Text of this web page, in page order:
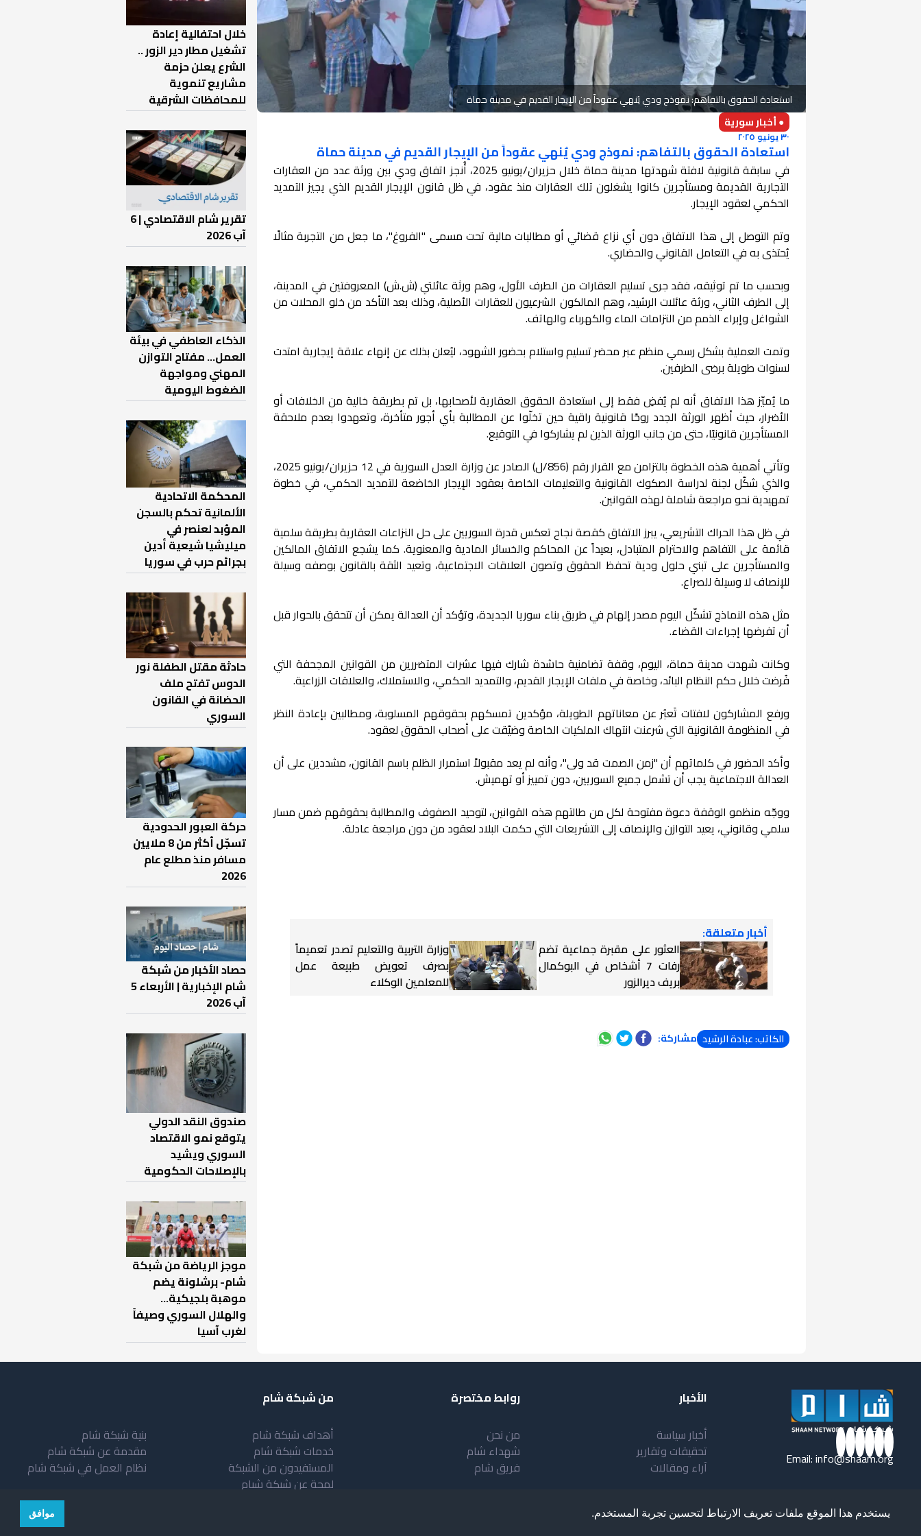
يستخدم هذا الموقع ملفات تعريف الارتباط لتحسين تجربة المستخدم. موافق
استعادة الحقوق بالتفاهم: نموذج ودي يُنهي عقوداً من الإيجار القديم في مدينة حماة
● أخبار سورية
٣٠ يونيو ٢٠٢٥
استعادة الحقوق بالتفاهم: نموذج ودي يُنهي عقوداً من الإيجار القديم في مدينة حماة
في سابقة قانونية لافتة شهدتها مدينة حماة خلال حزيران/يونيو 2025، أُنجز اتفاق ودي بين ورثة عدد من العقارات
التجارية القديمة ومستأجرين كانوا يشغلون تلك العقارات منذ عقود، في ظل قانون الإيجار القديم الذي يجيز التمديد
الحكمي لعقود الإيجار.
وتم التوصل إلى هذا الاتفاق دون أي نزاع قضائي أو مطالبات مالية تحت مسمى "الفروغ"، ما جعل من التجربة مثالًا
يُحتذى به في التعامل القانوني والحضاري.
وبحسب ما تم توثيقه، فقد جرى تسليم العقارات من الطرف الأول، وهم ورثة عائلتي (ش.ش) المعروفتين في المدينة،
إلى الطرف الثاني، ورثة عائلات الرشيد، وهم المالكون الشرعيون للعقارات الأصلية، وذلك بعد التأكد من خلو المحلات من
الشواغل وإبراء الذمم من التزامات الماء والكهرباء والهاتف.
وتمت العملية بشكل رسمي منظم عبر محضر تسليم واستلام بحضور الشهود، ليُعلن بذلك عن إنهاء علاقة إيجارية امتدت
لسنوات طويلة برضى الطرفين.
ما يُميّز هذا الاتفاق أنه لم يُفضِ فقط إلى استعادة الحقوق العقارية لأصحابها، بل تم بطريقة خالية من الخلافات أو
الأضرار، حيث أظهر الورثة الجدد روحًا قانونية راقية حين تخلّوا عن المطالبة بأي أجور متأخرة، وتعهدوا بعدم ملاحقة
المستأجرين قانونيًا، حتى من جانب الورثة الذين لم يشاركوا في التوقيع.
وتأتي أهمية هذه الخطوة بالتزامن مع القرار رقم (856/ل) الصادر عن وزارة العدل السورية في 12 حزيران/يونيو 2025،
والذي شكّل لجنة لدراسة الصكوك القانونية والتعليمات الخاصة بعقود الإيجار الخاضعة للتمديد الحكمي، في خطوة
تمهيدية نحو مراجعة شاملة لهذه القوانين.
في ظل هذا الحراك التشريعي، يبرز الاتفاق كقصة نجاح تعكس قدرة السوريين على حل النزاعات العقارية بطريقة سلمية
قائمة على التفاهم والاحترام المتبادل، بعيداً عن المحاكم والخسائر المادية والمعنوية. كما يشجع الاتفاق المالكين
والمستأجرين على تبني حلول ودية تحفظ الحقوق وتصون العلاقات الاجتماعية، وتعيد الثقة بالقانون بوصفه وسيلة
للإنصاف لا وسيلة للصراع.
مثل هذه النماذج تشكّل اليوم مصدر إلهام في طريق بناء سوريا الجديدة، وتؤكد أن العدالة يمكن أن تتحقق بالحوار قبل
أن تفرضها إجراءات القضاء.
وكانت شهدت مدينة حماة، اليوم، وقفة تضامنية حاشدة شارك فيها عشرات المتضررين من القوانين المجحفة التي
فُرضت خلال حكم النظام البائد، وخاصة في ملفات الإيجار القديم، والتمديد الحكمي، والاستملاك، والعلاقات الزراعية.
ورفع المشاركون لافتات تَعبُر عن معاناتهم الطويلة، مؤكدين تمسكهم بحقوقهم المسلوبة، ومطالبين بإعادة النظر
في المنظومة القانونية التي شرعنت انتهاك الملكيات الخاصة وضيّقت على أصحاب الحقوق لعقود.
وأكد الحضور في كلماتهم أن "زمن الصمت قد ولى"، وأنه لم يعد مقبولاً استمرار الظلم باسم القانون، مشددين على أن
العدالة الاجتماعية يجب أن تشمل جميع السوريين، دون تمييز أو تهميش.
ووجّه منظمو الوقفة دعوة مفتوحة لكل من طالتهم هذه القوانين، لتوحيد الصفوف والمطالبة بحقوقهم ضمن مسار
سلمي وقانوني، يعيد التوازن والإنصاف إلى التشريعات التي حكمت البلاد لعقود من دون مراجعة عادلة.
أخبار متعلقة:
العثور على مقبرة جماعية تضم
رفات 7 أشخاص في البوكمال
بريف ديرالزور
وزارة التربية والتعليم تصدر تعميماً
بصرف تعويض طبيعة عمل
للمعلمين الوكلاء
الكاتب: عبادة الرشيد مشاركة:
خلال احتفالية إعادة
تشغيل مطار دير الزور ..
الشرع يعلن حزمة
مشاريع تنموية
للمحافظات الشرقية
تقرير شام الاقتصادي | 6
آب 2026
الذكاء العاطفي في بيئة
العمل… مفتاح التوازن
المهني ومواجهة
الضغوط اليومية
المحكمة الاتحادية
الألمانية تحكم بالسجن
المؤبد لعنصر في
ميليشيا شيعية أدين
بجرائم حرب في سوريا
حادثة مقتل الطفلة نور
الدوس تفتح ملف
الحضانة في القانون
السوري
حركة العبور الحدودية
تسجّل أكثر من 8 ملايين
مسافر منذ مطلع عام
2026
حصاد الأخبار من شبكة
شام الإخبارية | الأربعاء 5
آب 2026
صندوق النقد الدولي
يتوقع نمو الاقتصاد
السوري ويشيد
بالإصلاحات الحكومية
موجز الرياضة من شبكة
شام- برشلونة يضم
موهبة بلجيكية...
والهلال السوري وصيفاً
لغرب آسيا
Email:info@shaam.org
الأخبار
أخبار سياسة
تحقيقات وتقارير
آراء ومقالات
روابط مختصرة
من نحن
شهداء شام
فريق شام
من شبكة شام
أهداف شبكة شام
خدمات شبكة شام
المستفيدون من الشبكة
لمحة عن شبكة شبام
بنية شبكة شام
مقدمة عن شبكة شام
نظام العمل في شبكة شام